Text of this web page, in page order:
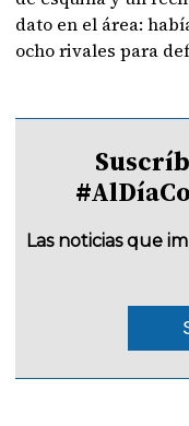
dato en el área:
ocho rivales para
Las noticias que